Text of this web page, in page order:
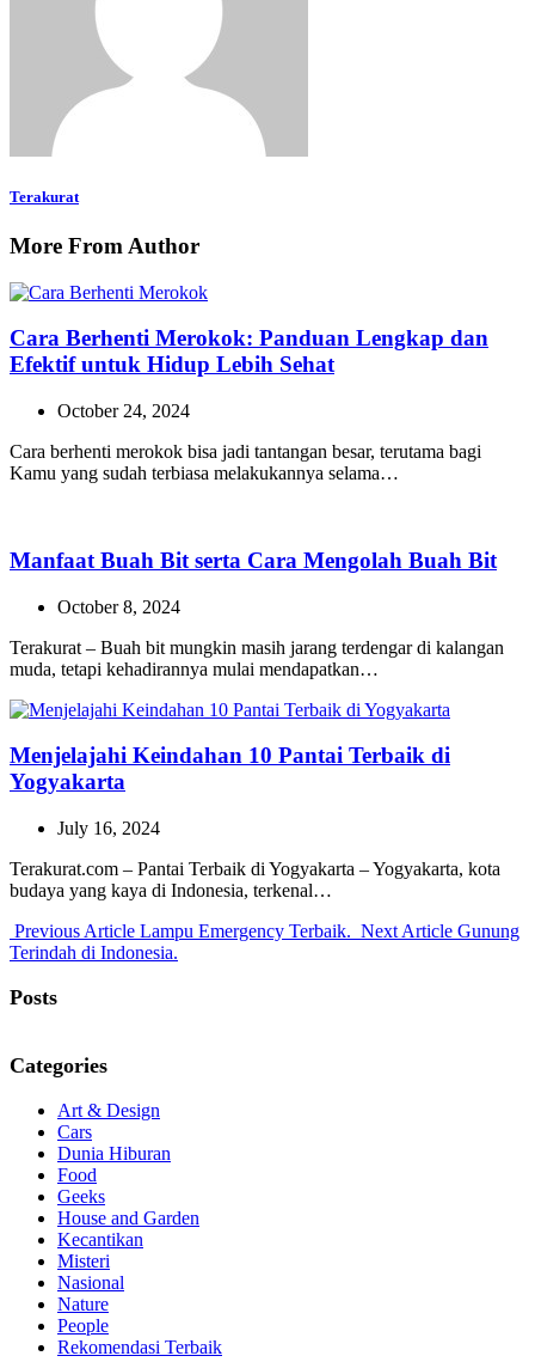
Terakurat
More From Author
Cara Berhenti Merokok: Panduan Lengkap dan
Efektif untuk Hidup Lebih Sehat
October 24, 2024
Cara berhenti merokok bisa jadi tantangan besar, terutama bagi
Kamu yang sudah terbiasa melakukannya selama…
Manfaat Buah Bit serta Cara Mengolah Buah Bit
October 8, 2024
Terakurat – Buah bit mungkin masih jarang terdengar di kalangan
muda, tetapi kehadirannya mulai mendapatkan…
Menjelajahi Keindahan 10 Pantai Terbaik di
Yogyakarta
July 16, 2024
Terakurat.com – Pantai Terbaik di Yogyakarta – Yogyakarta, kota
budaya yang kaya di Indonesia, terkenal…
Previous Article Previous
Post:
Lampu Emergency Terbaik. Next Article Next
Gunung
Terindah di Indonesia.
Posts
Categories
Art & Design
Cars
Dunia Hiburan
Food
Geeks
House and Garden
Kecantikan
Misteri
Nasional
Nature
People
Rekomendasi Terbaik